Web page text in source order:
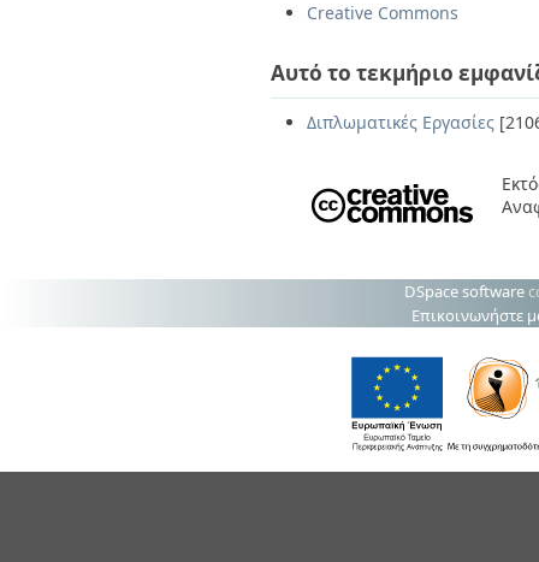
Creative Commons
Αυτό το τεκμήριο
Διπλωματικές Εργασίες
DSpace software
Επικοινωνήστε